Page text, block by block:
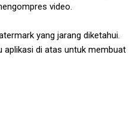
video.
yang jarang diketahui.
di atas untuk membuat